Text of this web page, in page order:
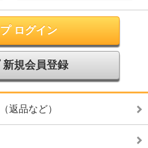
ログイン
新規会員登録
返品など）